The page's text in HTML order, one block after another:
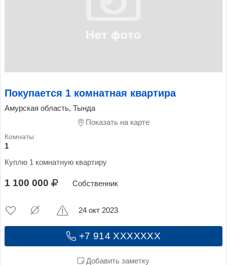
Покупается 1 комнатная квартира
Амурская область, Тында
Показать на карте
1
Куплю 1 комнатную квартиру
1 100 000 Собственник
+7 914 XXXXXXX
Добавить заметку
24 окт 2023